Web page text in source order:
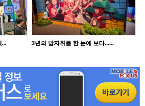
... 3년의 발자취를 한 눈에 보다......